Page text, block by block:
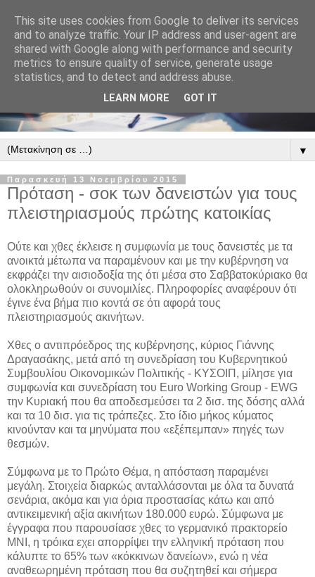
▼
Παρασκευή 13 Νοεμβρίου 2015
Πρόταση - σοκ των δανειστών για τους
πλειστηριασμούς πρώτης κατοικίας
Ούτε και χθες έκλεισε η συμφωνία με τους δανειστές με τα
ανοικτά μέτωπα να παραμένουν και με την κυβέρνηση να
εκφράζει την αισιοδοξία της ότι μέσα στο Σαββατοκύριακο θα
ολοκληρωθούν οι συνομιλίες. Πληροφορίες αναφέρουν ότι
έγινε ένα βήμα πιο κοντά σε ότι αφορά τους
πλειστηριασμούς ακινήτων.
Χθες ο αντιπρόεδρος της κυβέρνησης, κύριος Γιάννης
Δραγασάκης, μετά από τη συνεδρίαση του Κυβερνητικού
Συμβουλίου Οικονομικών Πολιτικής - ΚΥΣΟΙΠ, μίλησε για
συμφωνία και συνεδρίαση του Euro Working Group - EWG
την Κυριακή που θα αποδεσμεύσει τα 2 δισ. της δόσης αλλά
και τα 10 δισ. για τις τράπεζες. Στο ίδιο μήκος κύματος
κινούνταν και τα μηνύματα που «εξέπεμπαν» πηγές των
θεσμών.
Σύμφωνα με το Πρώτο Θέμα, η απόσταση παραμένει
μεγάλη. Στοιχεία διαρκώς ανταλλάσονται με όλα τα δυνατά
σενάρια, ακόμα και για όρια προστασίας κάτω και από
αντικειμενική αξία ακινήτων 180.000 ευρώ. Σύμφωνα με
έγγραφα που παρουσίασε χθες το γερμανικό πρακτορείο
MNI, η τρόικα εχει απορρίψει την ελληνική πρόταση που
κάλυπτε το 65% των «κόκκινων δανείων», ενώ η νέα
αναθεωρημένη πρόταση που θα συζητηθεί και σήμερα
This site uses cookies from Google to deliver its services
and to analyze traffic. Your IP address and user-agent are
shared with Google along with performance and security
metrics to ensure quality of service, generate usage
statistics, and to detect and address abuse.
LEARN MORE GOT IT